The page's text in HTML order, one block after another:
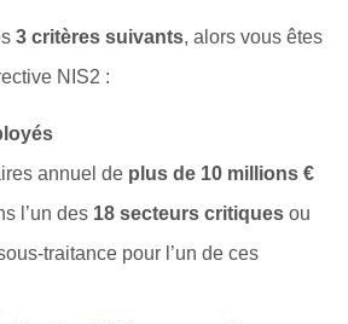
3 critères suivants, alors vous êtes
NIS2 :
annuel de plus de 10 millions €
l’un des 18 secteurs critiques ou
traitance pour l’un de ces